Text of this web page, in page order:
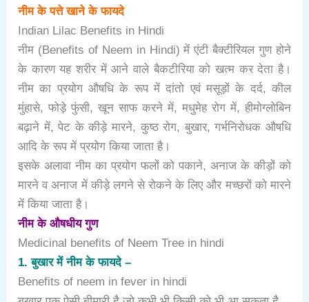
नीम के पत्ते खाने के फायदे
Indian Lilac Benefits in Hindi
नीम (Benefits of Neem in Hindi) में एंटी बैक्टीरियल गुण होने
के कारण यह शरीर में आने वाले बैकटीरिया को खत्म कर देता है।
नीम का प्रयोग औषधि के रूप में दांतो एवं मसूड़ों के दर्द, कील
मुंहासे, फोड़े फुंसी, खून साफ करने में, मधुमेह रोग में, हीमोग्लोबिन
बढ़ाने में, पेट के कीड़े मारने, कुष्ठ रोग, बुखार, गर्भनिरोधक औषधि
आदि के रूप में प्रयोग किया जाता है।
इसके अलावा नीम का प्रयोग फलों को पकाने, अनाज के कीड़ों को
मारने व अनाज में कीड़े लगने से रोकने के लिए और मच्छरों को मारने
में किया जाता है।
नीम के औषधीय गुण
Medicinal benefits of Neem Tree in hindi
1. बुखार में नीम के फायदे –
Benefits of neem in fever in hindi